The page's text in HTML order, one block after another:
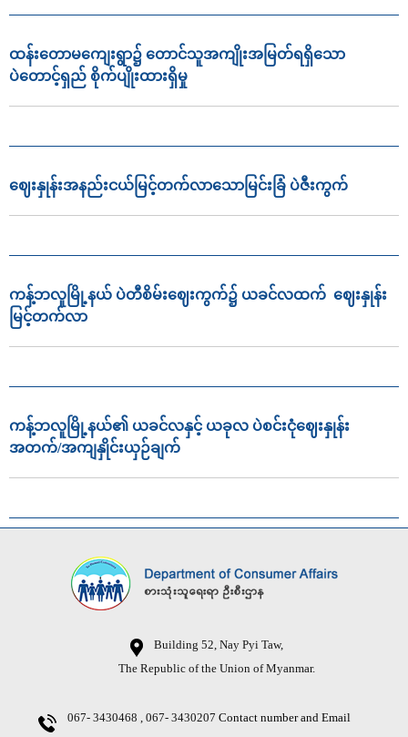
ထန်းတောမကျေးရွာ၌ တောင်သူအကျိုးအမြတ်ရရှိသော
ပဲတောင့်ရှည် စိုက်ပျိုးထားရှိမှု
ဈေးနှုန်းအနည်းငယ်မြင့်တက်လာသောမြင်းခြံ ပဲဇီးကွက်
ကန့်ဘလူမြို့နယ် ပဲတီစိမ်းဈေးကွက်၌ ယခင်လထက် ဈေးနှုန်း
မြင့်တက်လာ
ကန့်ဘလူမြို့နယ်၏ ယခင်လနှင့် ယခုလ ပဲစင်းငုံဈေးနှုန်း
အတက်/အကျနှိုင်းယှဉ်ချက်
Building 52, Nay Pyi Taw,
The Republic of the Union of Myanmar.
067- 3430468 , 067- 3430207 Contact number and Email